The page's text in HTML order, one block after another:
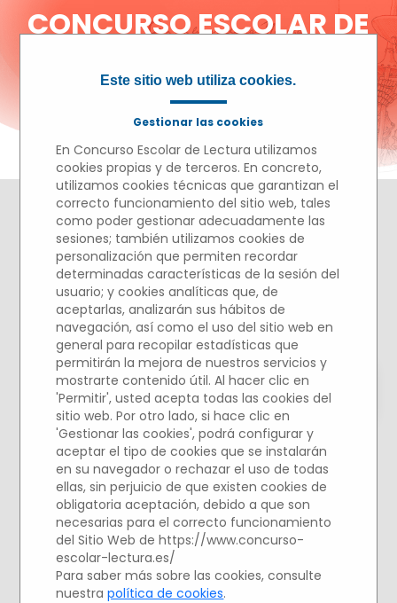
CONCURSO ESCOLAR DE
2018/2019
ACTO DE ENTREGA
DE PREMIOS
Auditorio del Museo del
Prado, 9 de Mayo 2019
VER GALERIA
Este sitio web utiliza cookies.
Gestionar las cookies
En Concurso Escolar de Lectura utilizamos
cookies propias y de terceros. En concreto,
utilizamos cookies técnicas que garantizan el
correcto funcionamiento del sitio web, tales
como poder gestionar adecuadamente las
sesiones; también utilizamos cookies de
personalización que permiten recordar
determinadas características de la sesión del
usuario; y cookies analíticas que, de
aceptarlas, analizarán sus hábitos de
navegación, así como el uso del sitio web en
general para recopilar estadísticas que
permitirán la mejora de nuestros servicios y
mostrarte contenido útil. Al hacer clic en
'Permitir', usted acepta todas las cookies del
sitio web. Por otro lado, si hace clic en
'Gestionar las cookies', podrá configurar y
aceptar el tipo de cookies que se instalarán
en su navegador o rechazar el uso de todas
ellas, sin perjuicio de que existen cookies de
obligatoria aceptación, debido a que son
necesarias para el correcto funcionamiento
del Sitio Web de https://www.concurso-
escolar-lectura.es/
Para saber más sobre las cookies, consulte
nuestrapolítica de cookies.